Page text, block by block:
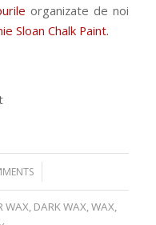
organizate de noi
Sloan Chalk Paint.
WAX, DARK WAX,WAX,